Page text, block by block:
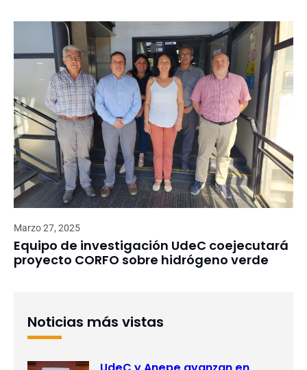
Marzo 27, 2025
Equipo de investigación UdeC coejecutará
proyecto CORFO sobre hidrógeno verde
Noticias más vistas